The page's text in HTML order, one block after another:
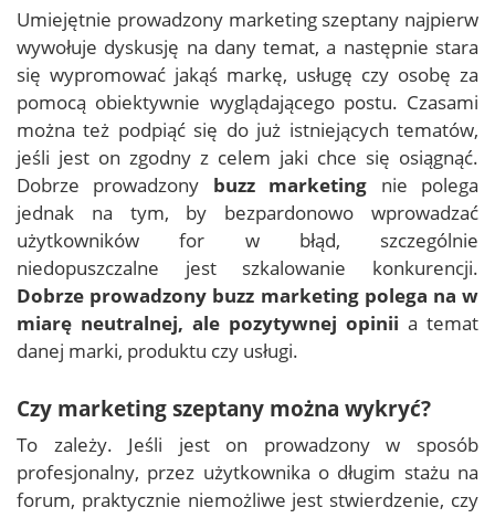
Umiejętnie prowadzony marketing szeptany najpierw
wywołuje dyskusję na dany temat, a następnie stara
się wypromować jakąś markę, usługę czy osobę za
pomocą obiektywnie wyglądającego postu. Czasami
można też podpiąć się do już istniejących tematów,
jeśli jest on zgodny z celem jaki chce się osiągnąć.
Dobrze prowadzony buzz marketing nie polega
jednak na tym, by bezpardonowo wprowadzać
użytkowników for w błąd, szczególnie
niedopuszczalne jest szkalowanie konkurencji.
Dobrze prowadzony buzz marketing polega na w
miarę neutralnej, ale pozytywnej opinii a temat
danej marki, produktu czy usługi.
Czy marketing szeptany można wykryć?
To zależy. Jeśli jest on prowadzony w sposób
profesjonalny, przez użytkownika o długim stażu na
forum, praktycznie niemożliwe jest stwierdzenie, czy